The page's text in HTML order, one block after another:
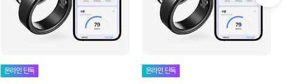
온라인 단독 온라인 단독